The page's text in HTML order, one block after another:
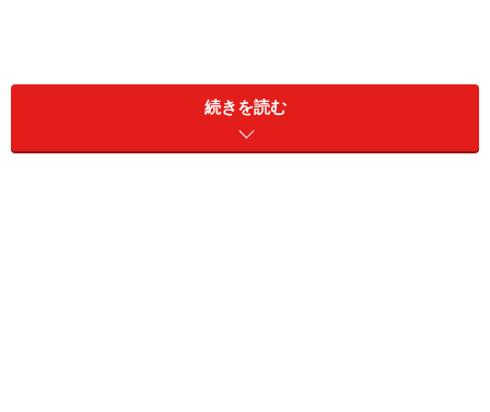
しかし、「グリッドレイアウト
場合に大規模なフレームワークを導入すると、読み込み
続きを読む